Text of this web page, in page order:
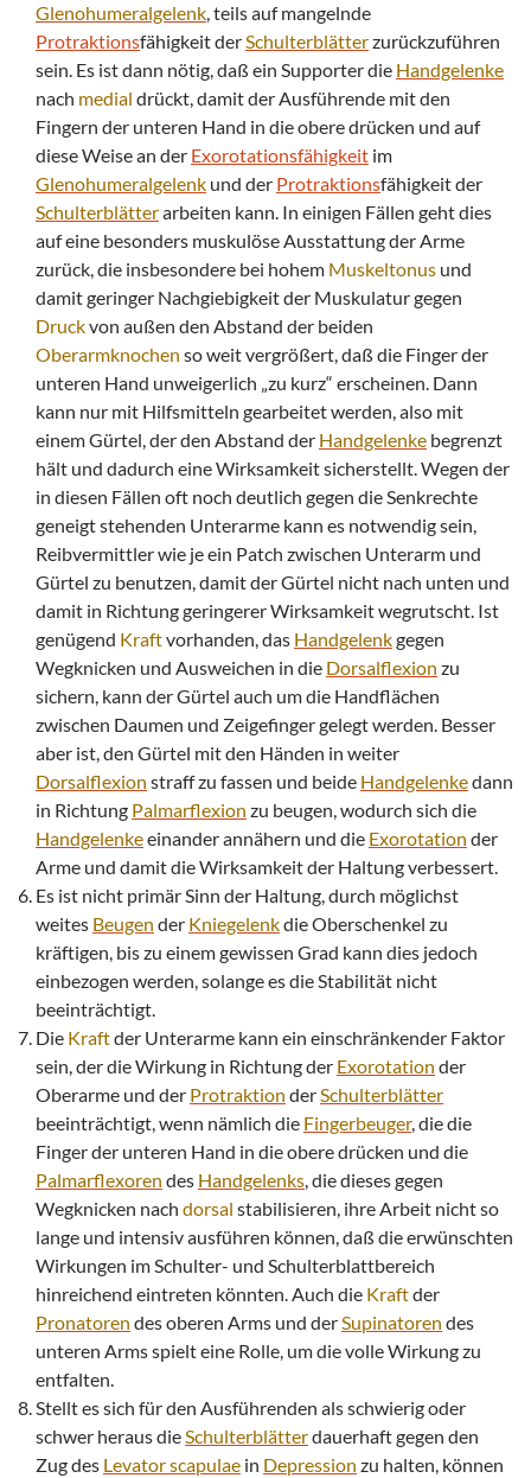
Glenohumeralgelenk, teils auf mangelnde
Protraktionsfähigkeit derSchulterblätterzurückzuführen
sein. Es ist dann nötig, daß ein Supporter die Handgelenke
nach medial drückt, damit der Ausführende mit den
Fingern der unteren Hand in die obere drücken und auf
diese Weise an der Exorotationsfähigkeit im
Glenohumeralgelenk und der Protraktionsfähigkeit der
Schulterblätterarbeiten kann. In einigen Fällen geht dies
auf eine besonders muskulöse Ausstattung der Arme
zurück, die insbesondere bei hohem Muskeltonus und
damit geringer Nachgiebigkeit der Muskulatur gegen
Druckvon außen den Abstand der beiden
Oberarmknochen so weit vergrößert, daß die Finger der
unteren Hand unweigerlich „zu kurz“ erscheinen. Dann
kann nur mit Hilfsmitteln gearbeitet werden, also mit
einem Gürtel, der den Abstand der Handgelenke begrenzt
hält und dadurch eine Wirksamkeit sicherstellt. Wegen der
in diesen Fällen oft noch deutlich gegen die Senkrechte
geneigt stehenden Unterarme kann es notwendig sein,
Reibvermittler wie je ein Patch zwischen Unterarm und
Gürtel zu benutzen, damit der Gürtel nicht nach unten und
damit in Richtung geringerer Wirksamkeit wegrutscht. Ist
genügend Kraftvorhanden, das Handgelenkgegen
Wegknicken und Ausweichen in die Dorsalflexion zu
sichern, kann der Gürtel auch um die Handflächen
zwischen Daumen und Zeigefinger gelegt werden. Besser
aber ist, den Gürtel mit den Händen in weiter
Dorsalflexion straff zu fassen und beide Handgelenkedann
in Richtung Palmarflexion zu beugen, wodurch sich die
Handgelenkeeinander annähern und die Exorotation der
Arme und damit die Wirksamkeit der Haltung verbessert.
Es ist nicht primär Sinn der Haltung, durch möglichst
weites Beugen der Kniegelenkdie Oberschenkel zu
kräftigen, bis zu einem gewissen Grad kann dies jedoch
einbezogen werden, solange es die Stabilität nicht
beeinträchtigt.
Die Kraftder Unterarme kann ein einschränkender Faktor
sein, der die Wirkung in Richtung der Exorotation der
Oberarme und der Protraktion derSchulterblätter
beeinträchtigt, wenn nämlich die Fingerbeuger, die die
Finger der unteren Hand in die obere drücken und die
Palmarflexoren des Handgelenks, die dieses gegen
Wegknicken nach dorsal stabilisieren, ihre Arbeit nicht so
lange und intensiv ausführen können, daß die erwünschten
Wirkungen im Schulter- und Schulterblattbereich
hinreichend eintreten könnten. Auch die Kraftder
Pronatoren des oberen Arms und derSupinatoren des
unteren Arms spielt eine Rolle, um die volle Wirkung zu
entfalten.
Stellt es sich für den Ausführenden als schwierig oder
schwer heraus dieSchulterblätterdauerhaft gegen den
Zug des Levator scapulae in Depression zu halten, können